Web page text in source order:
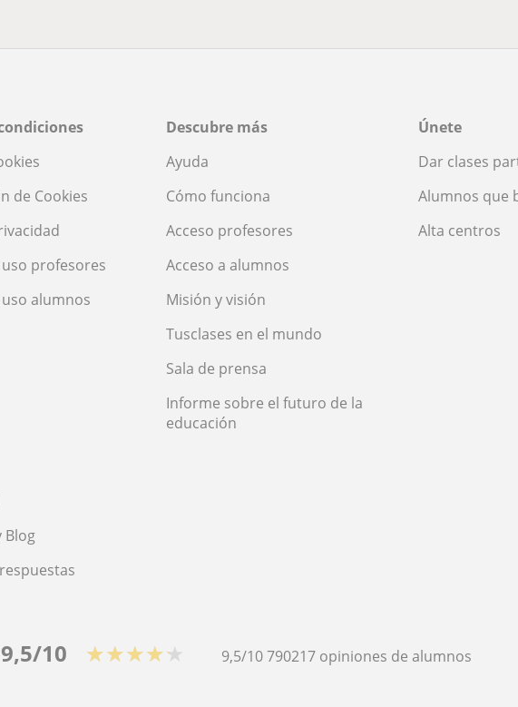
de Cookies
profesores
alumnos
Descubre más
Ayuda
Cómo funciona
Acceso profesores
Acceso a alumnos
Misión y visión
Tusclases en el mundo
Sala de prensa
Informe sobre el futuro de la
educación
Únete
Dar clases
Alumnos que
Alta centros
Blog
9,5/10 ★★★★★ 9,5/10790217 opiniones de alumnos